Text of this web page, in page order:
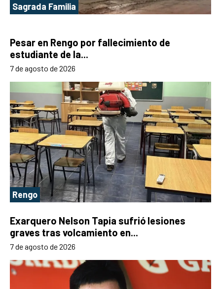
Sagrada Familia
Pesar en Rengo por fallecimiento de
estudiante de la...
7 de agosto de 2026
Rengo
Exarquero Nelson Tapia sufrió lesiones
graves tras volcamiento en...
7 de agosto de 2026